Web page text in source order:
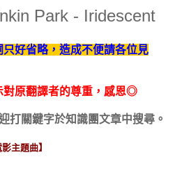
Park - Iridescent
好省略，造成不便請各位見
原翻譯者的尊重，感恩◎
打關鍵字於知識團文章中搜尋。
主題曲】